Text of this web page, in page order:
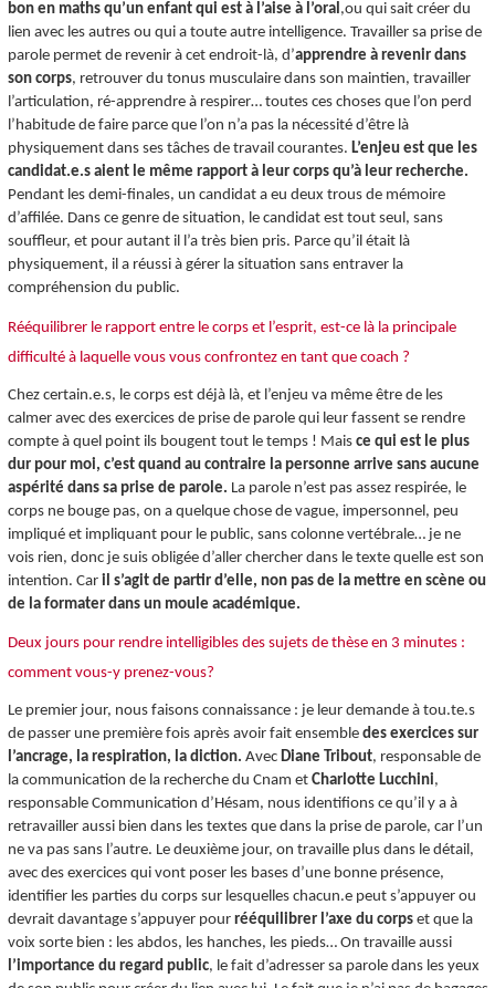
bon en maths qu’un enfant qui est à l’aise à l’oral,ou qui sait créer du
lien avec les autres ou qui a toute autre intelligence. Travailler sa prise de
parole permet de revenir à cet endroit-là, d’apprendre à revenir dans
son corps, retrouver du tonus musculaire dans son maintien, travailler
l’articulation, ré-apprendre à respirer… toutes ces choses que l’on perd
l’habitude de faire parce que l’on n’a pas la nécessité d’être là
physiquement dans ses tâches de travail courantes. L’enjeu est que les
candidat.e.s aient le même rapport à leur corps qu’à leur recherche.
Pendant les demi-finales, un candidat a eu deux trous de mémoire
d’affilée. Dans ce genre de situation, le candidat est tout seul, sans
souffleur, et pour autant il l’a très bien pris. Parce qu’il était là
physiquement, il a réussi à gérer la situation sans entraver la
compréhension du public.
Rééquilibrer le rapport entre le corps et l’esprit, est-ce là la principale
difficulté à laquelle vous vous confrontez en tant que coach ?
Chez certain.e.s, le corps est déjà là, et l’enjeu va même être de les
calmer avec des exercices de prise de parole qui leur fassent se rendre
compte à quel point ils bougent tout le temps ! Mais ce qui est le plus
dur pour moi, c’est quand au contraire la personne arrive sans aucune
aspérité dans sa prise de parole. La parole n’est pas assez respirée, le
corps ne bouge pas, on a quelque chose de vague, impersonnel, peu
impliqué et impliquant pour le public, sans colonne vertébrale… je ne
vois rien, donc je suis obligée d’aller chercher dans le texte quelle est son
intention. Car il s’agit de partir d’elle, non pas de la mettre en scène ou
de la formater dans un moule académique.
Deux jours pour rendre intelligibles des sujets de thèse en 3 minutes :
comment vous-y prenez-vous?
Le premier jour, nous faisons connaissance : je leur demande à tou.te.s
de passer une première fois après avoir fait ensemble des exercices sur
l’ancrage, la respiration, la diction. Avec Diane Tribout, responsable de
la communication de la recherche du Cnam et Charlotte Lucchini,
responsable Communication d’Hésam, nous identifions ce qu’il y a à
retravailler aussi bien dans les textes que dans la prise de parole, car l’un
ne va pas sans l’autre. Le deuxième jour, on travaille plus dans le détail,
avec des exercices qui vont poser les bases d’une bonne présence,
identifier les parties du corps sur lesquelles chacun.e peut s’appuyer ou
devrait davantage s’appuyer pour rééquilibrer l’axe du corpset que la
voix sorte bien : les abdos, les hanches, les pieds… On travaille aussi
l’importance du regard public, le fait d’adresser sa parole dans les yeux